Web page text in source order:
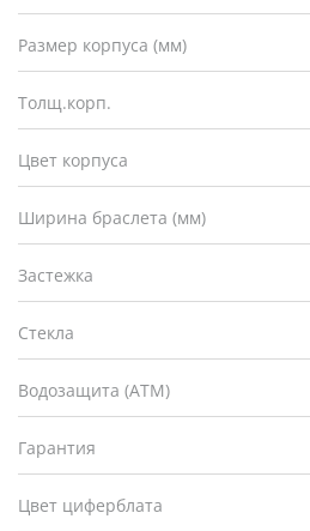
Размер корпуса (мм)
Толщ.корп.
Цвет корпуса
Ширина браслета (мм)
Застежка
Стекла
Водозащита (АТМ)
Гарантия
Цвет циферблата